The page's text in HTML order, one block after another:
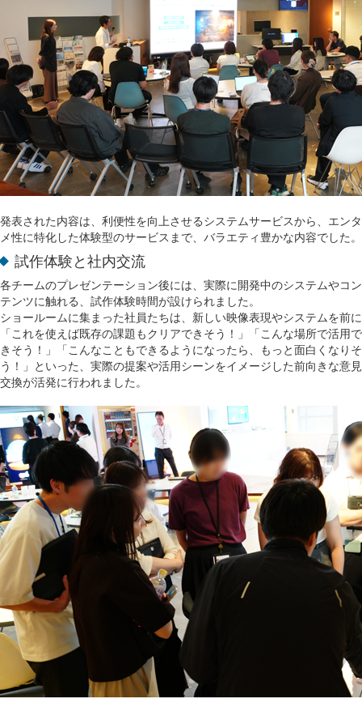
発表された内容は、利便性を向上させるシステムサービスから、エンタ
メ性に特化した体験型のサービスまで、バラエティ豊かな内容でした。
試作体験と社内交流
各チームのプレゼンテーション後には、実際に開発中のシステムやコン
テンツに触れる、試作体験時間が設けられました。
ショールームに集まった社員たちは、新しい映像表現やシステムを前に
「これを使えば既存の課題もクリアできそう！」「こんな場所で活用で
きそう！」「こんなこともできるようになったら、もっと面白くなりそ
う！」といった、実際の提案や活用シーンをイメージした前向きな意見
交換が活発に行われました。